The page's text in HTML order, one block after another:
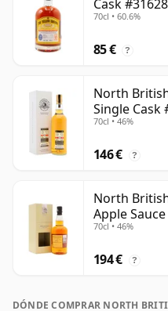
Cask
70cl • 60.6%
85 € ?
North
Single Cask
70cl • 46%
146 € ?
North
Apple
70cl • 46%
194 € ?
DÓNDE COMPRAR NORTH